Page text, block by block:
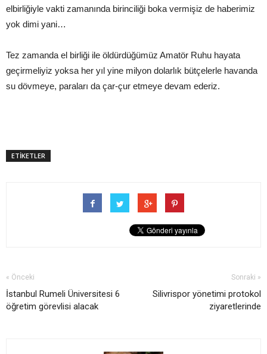
elbirliğiyle vakti zamanında birinciliği boka vermişiz de haberimiz
yok dimi yani…
Tez zamanda el birliği ile öldürdüğümüz Amatör Ruhu hayata
geçirmeliyiz yoksa her yıl yine milyon dolarlık bütçelerle havanda
su dövmeye, paraları da çar-çur etmeye devam ederiz.
ETİKETLER
« Önceki
İstanbul Rumeli Üniversitesi 6
öğretim görevlisi alacak
Sonraki »
Silivrispor yönetimi protokol
ziyaretlerinde